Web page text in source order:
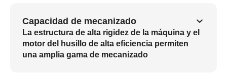
Capacidad de mecanizado
La estructura de alta rigidez de la máquina y el
motor del husillo de alta eficiencia permiten
una amplia gama de mecanizado